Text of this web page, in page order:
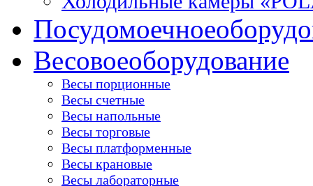
Посудомоечное
Весовоеоборудование
Весы порционные
Весы счетные
Весы напольные
Весы торговые
Весы платформенные
Весы крановые
Весы лабораторные